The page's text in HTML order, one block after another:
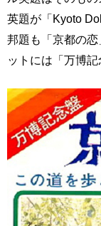
英題が「Kyoto
邦題も「京都の
ットには「万博記